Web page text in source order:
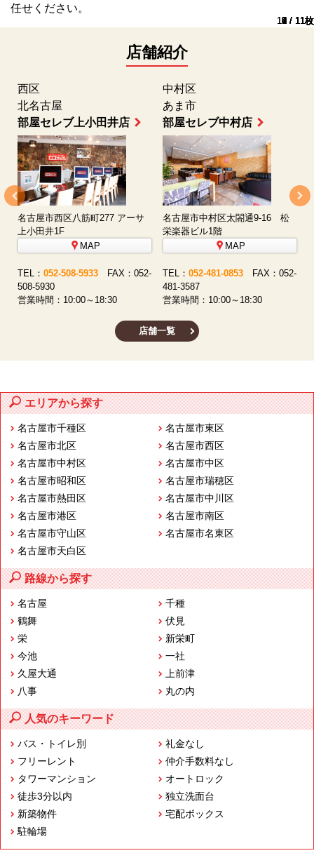
1 / 11枚
2 / 11枚
3 / 11枚
4 / 11枚
5 / 11枚
6 / 11枚
7 / 11枚
8 / 11枚
9 / 11枚
10 / 11枚
11 / 11枚
任せください。
店舗紹介
西区
北名古屋
部屋セレブ上小田井店
名古屋市西区八筋町277 アーサ
上小田井1F
MAP
TEL： 052-508-5933 FAX：052-
508-5930
営業時間：10:00～18:30
中村区
あま市
部屋セレブ中村店
名古屋市中村区太閤通9-16 松
栄楽器ビル1階
MAP
TEL： 052-481-0853 FAX：052-
481-3587
営業時間：10:00～18:30
店舗一覧
エリアから探す
名古屋市千種区
名古屋市東区
名古屋市北区
名古屋市西区
名古屋市中村区
名古屋市中区
名古屋市昭和区
名古屋市瑞穂区
名古屋市熱田区
名古屋市中川区
名古屋市港区
名古屋市南区
名古屋市守山区
名古屋市名東区
名古屋市天白区
路線から探す
名古屋
千種
鶴舞
伏見
栄
新栄町
今池
一社
久屋大通
上前津
八事
丸の内
人気のキーワード
バス・トイレ別
礼金なし
フリーレント
仲介手数料なし
タワーマンション
オートロック
徒歩3分以内
独立洗面台
新築物件
宅配ボックス
駐輪場